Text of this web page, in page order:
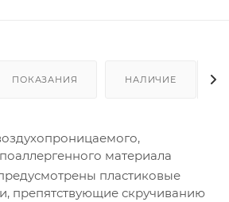
ПОКАЗАНИЯ НАЛИЧИЕ
материала
пластиковые
препятствующие скручиванию